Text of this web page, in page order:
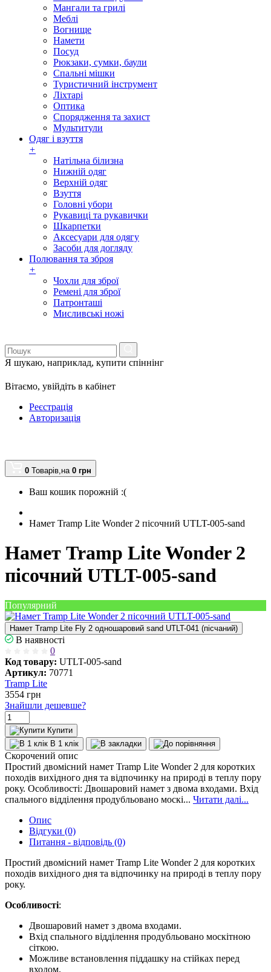
Мангали та грилі
Меблі
Вогнище
Намети
Посуд
Рюкзаки, сумки, баули
Спальні мішки
Туристичний інструмент
Ліхтарі
Оптика
Спорядження та захист
Мультитули
Одяг і взуття
+
Натільна білизна
Нижній одяг
Верхній одяг
Взуття
Головні убори
Рукавиці та рукавички
Шкарпетки
Аксесуари для одягу
Засоби для догляду
Полювання та зброя
+
Чохли для зброї
Ремені для зброї
Патронташі
Мисливські ножі
Я шукаю, наприклад, купити спіннінг
Вітаємо, увійдіть в кабінет
Реєстрація
Авторизація
0 Товарів,на 0 грн
Ваш кошик порожній :(
Намет Tramp Lite Wonder 2 пісочний UTLT-005-sand
Намет Tramp Lite Wonder 2
пісочний UTLT-005-sand
Популярний
Намет Tramp Lite Fly 2 одношаровий sand UTLT-041 (пісчаний)
В наявності
0
Код товару: UTLT-005-sand
Артикул: 70771
Tramp Lite
3554 грн
Знайшли дешевше?
Купити
В 1 клік
Скорочений опис
Простий двомісний намет Tramp Lite Wonder 2 для коротких
походів вихідного дня та відпочинку на природі в теплу пору
року. Особливості: Двошаровий намет з двома входами. Вхід
спального відділення продубльовано москі... Читати далі...
Опис
Відгуки (0)
Питання - відповідь (0)
Простий двомісний намет Tramp Lite Wonder 2 для коротких
походів вихідного дня та відпочинку на природі в теплу пору
року.
Особливості:
Двошаровий намет з двома входами.
Вхід спального відділення продубльовано москітною
сіткою.
Можливе встановлення піддашку на стійках перед
входом.